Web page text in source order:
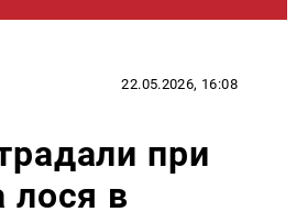
22.05.2026, 16:08
при
лося в